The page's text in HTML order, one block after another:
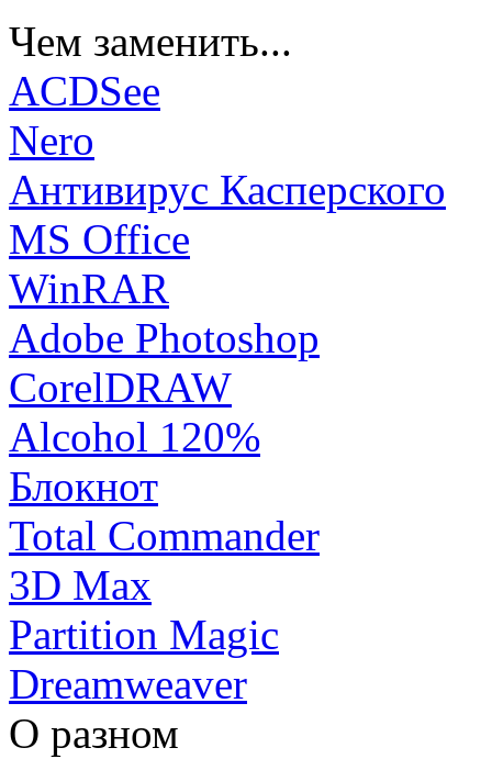
Чем заменить...
ACDSee
Nero
Антивирус Касперского
MS Office
WinRAR
Adobe Photoshop
CorelDRAW
Alcohol 120%
Блокнот
Total Commander
3D Max
Partition Magic
Dreamweaver
О разном